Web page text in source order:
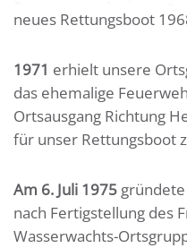
neues Rettungsboot
1971 erhielt unsere
das ehemalige
Ortsausgang Richtung
für unser Rettungsboot
Am 6. Juli 1975
nach Fertigstellung des
Wasserwachts-